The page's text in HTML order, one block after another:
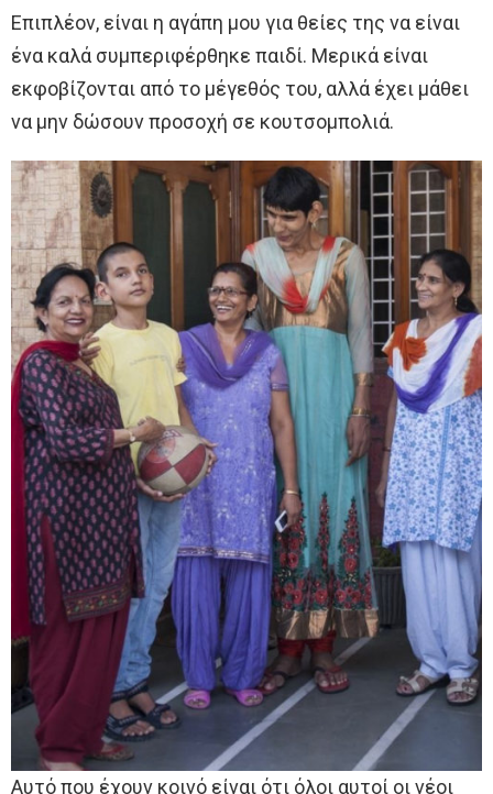
Επιπλέον, είναι η αγάπη μου για θείες της να είναι
ένα καλά συμπεριφέρθηκε παιδί. Μερικά είναι
εκφοβίζονται από το μέγεθός του, αλλά έχει μάθει
να μην δώσουν προσοχή σε κουτσομπολιά.
Αυτό που έχουν κοινό είναι ότι όλοι αυτοί οι νέοι